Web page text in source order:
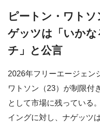
ピートン・ワト
ゲッツは「いか
チ」と公言
2026年フリーエージェン
ワトソン（23）が制限付
として市場に残っている
イングに対し、ナゲッツ